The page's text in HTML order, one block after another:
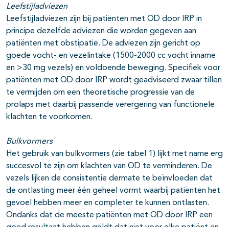
Leefstijladviezen
Leefstijladviezen zijn bij patiënten met OD door IRP in
principe dezelfde adviezen die worden gegeven aan
patiënten met obstipatie. De adviezen zijn gericht op
goede vocht- en vezelintake (1500-2000 cc vocht inname
en >30 mg vezels) en voldoende beweging. Specifiek voor
patiënten met OD door IRP wordt geadviseerd zwaar tillen
te vermijden om een theoretische progressie van de
prolaps met daarbij passende verergering van functionele
klachten te voorkomen.
Bulkvormers
Het gebruik van bulkvormers (zie tabel 1) lijkt met name erg
succesvol te zijn om klachten van OD te verminderen. De
vezels lijken de consistentie dermate te beïnvloeden dat
de ontlasting meer één geheel vormt waarbij patiënten het
gevoel hebben meer en completer te kunnen ontlasten.
Ondanks dat de meeste patiënten met OD door IRP een